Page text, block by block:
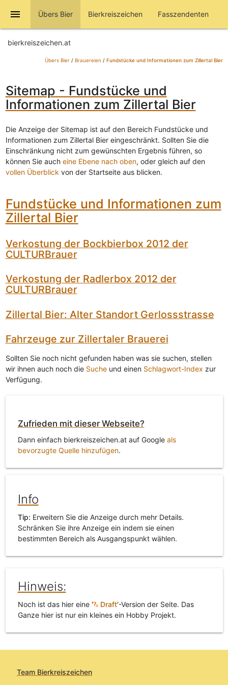
menu Übers Bier Bierkreiszeichen Fasszendenten
bierkreiszeichen.at
Übers Bier/ Brauereien / Fundstücke und Informationen zum Zillertal Bier
Sitemap - Fundstücke und
Informationen zum Zillertal Bier
Die Anzeige der Sitemap ist auf den Bereich Fundstücke und
Informationen zum Zillertal Bier eingeschränkt. Sollten Sie die
Einschränkung nicht zum gewünschten Ergebnis führen, so
können Sie auch eine Ebene nach oben, oder gleich auf den
vollen Überblick von der Startseite aus blicken.
Fundstücke und Informationen zum
Zillertal Bier
Verkostung der Bockbierbox 2012 der
CULTURBrauer
Verkostung der Radlerbox 2012 der
CULTURBrauer
Zillertal Bier: Alter Standort Gerlossstrasse
Fahrzeuge zur Zillertaler Brauerei
Sollten Sie noch nicht gefunden haben was sie suchen, stellen
wir ihnen auch noch die Sucheund einen Schlagwort-Index zur
Verfügung.
Zufrieden mit dieser Webseite?
Dann einfach bierkreiszeichen.at auf Google als
bevorzugte Quelle hinzufügen.
Info
Tip: Erweitern Sie die Anzeige durch mehr Details.
Schränken Sie ihre Anzeige ein indem sie einen
bestimmten Bereich als Ausgangspunkt wählen.
Hinweis:
Noch ist das hier eine ' Draft'-Version der Seite. Das
Ganze hier ist nur ein kleines ein Hobby Projekt.
Team Bierkreiszeichen